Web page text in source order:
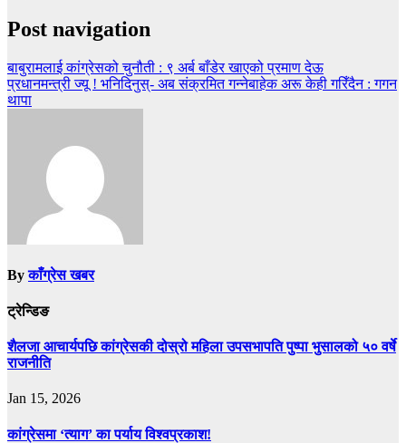
Post navigation
बाबुरामलाई कांग्रेसको चुनौती : ९ अर्ब बाँडेर खाएको प्रमाण देऊ
प्रधानमन्त्री ज्यू ! भनिदिनुस्- अब संक्रमित गन्नेबाहेक अरू केही गरिँदैन : गगन
थापा
Byकाँग्रेस खबर
ट्रेन्डिङ
शैलजा आचार्यपछि कांग्रेसकी दोस्रो महिला उपसभापति पुष्पा भुसालको ५० वर्षे
राजनीति
Jan 15, 2026
कांग्रेसमा ‘त्याग’ का पर्याय विश्वप्रकाश!